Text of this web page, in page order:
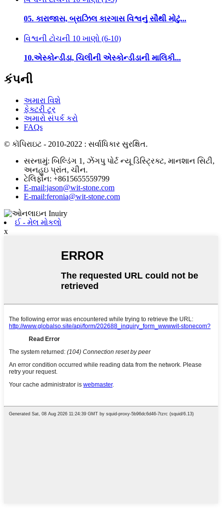
05. કારાજાસ, બ્રાઝિલ કારગાસ વિશ્વનું સૌથી મોટું...
વિશ્વની ટોચની 10 ખાણો (6-10)
10.એસ્કોન્ડીડા, ચિલીની એસ્કોન્ડીડાની માલિકી...
કંપની
અમારા વિશે
ફેક્ટરી ટૂર
અમારો સંપર્ક કરો
FAQs
© કૉપિરાઇટ - 2010-2022 : સર્વાધિકાર સુરક્ષિત.
સરનામું: બિલ્ડિંગ 1, ઝેંગપુ પોર્ટ ન્યૂ ડિસ્ટ્રિક્ટ, માનશાન સિટી,
અનહુઇ પ્રાંત, ચીન.
ટેલિફોન: +8615655559799
E-mail:jason@wit-stone.com
E-mail:feronia@wit-stone.com
ઈ - મેલ મોકલો
x